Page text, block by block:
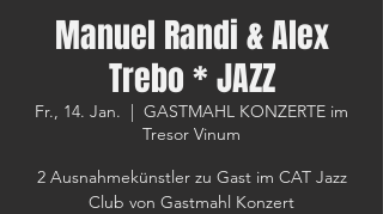
Manuel Randi & Alex
Trebo * JAZZ
Fr., 14. Jan.
  |
GASTMAHL KONZERTE im
Tresor Vinum
2 Ausnahmekünstler zu Gast im CAT Jazz
Club von Gastmahl Konzert